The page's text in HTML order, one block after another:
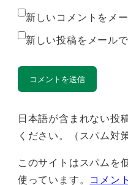
新しいコメントをメ
新しい投稿をメール
日本語が含まれない投
ください。（スパム対策
このサイトはスパムを
使っています。 コメン